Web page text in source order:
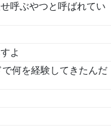
呼ぶやつと呼ばれてい
よ
何を経験してきたんだ